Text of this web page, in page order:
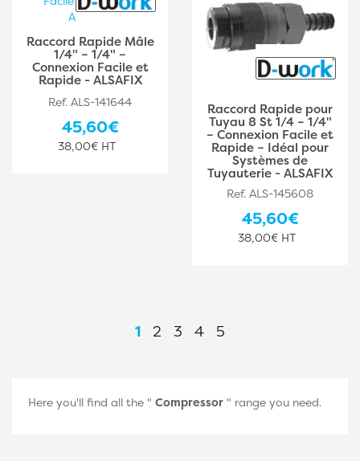
Raccord Rapide Mâle
1/4" – 1/4" –
Connexion Facile et
Rapide - ALSAFIX
Ref. ALS-141644
45,60€
38,00€ HT
Raccord Rapide pour
Tuyau 8 St 1/4 – 1/4"
– Connexion Facile et
Rapide – Idéal pour
Systèmes de
Tuyauterie - ALSAFIX
Ref. ALS-145608
45,60€
38,00€ HT
1 2 3 4 5
Here you'll find all the " Compressor " range you need.